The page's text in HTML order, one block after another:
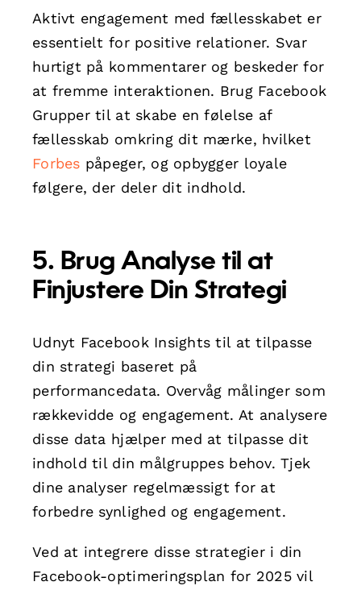
Aktivt engagement med fællesskabet er
essentielt for positive relationer. Svar
hurtigt på kommentarer og beskeder for
at fremme interaktionen. Brug Facebook
Grupper til at skabe en følelse af
fællesskab omkring dit mærke, hvilket
Forbes påpeger, og opbygger loyale
følgere, der deler dit indhold.
5. Brug Analyse til at
Finjustere Din Strategi
Udnyt Facebook Insights til at tilpasse
din strategi baseret på
performancedata. Overvåg målinger som
rækkevidde og engagement. At analysere
disse data hjælper med at tilpasse dit
indhold til din målgruppes behov. Tjek
dine analyser regelmæssigt for at
forbedre synlighed og engagement.
Ved at integrere disse strategier i din
Facebook-optimeringsplan for 2025 vil